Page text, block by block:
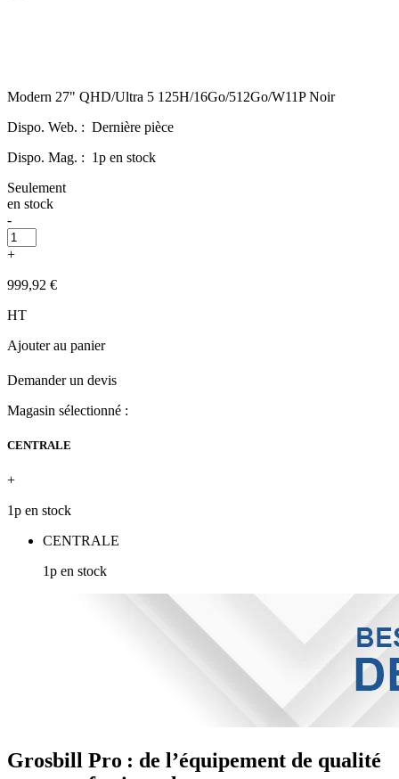
Modern 27" QHD/Ultra 5 125H/16Go/512Go/W11P Noir
Dispo. Web. : Dernière pièce
Dispo. Mag. : 1p en stock
Seulement
en stock
-
+
999,92 €
HT
Ajouter au panier
Demander un devis
Magasin sélectionné :
CENTRALE
+
1p en stock
CENTRALE
1p en stock
Grosbill Pro : de l’équipement de qualité